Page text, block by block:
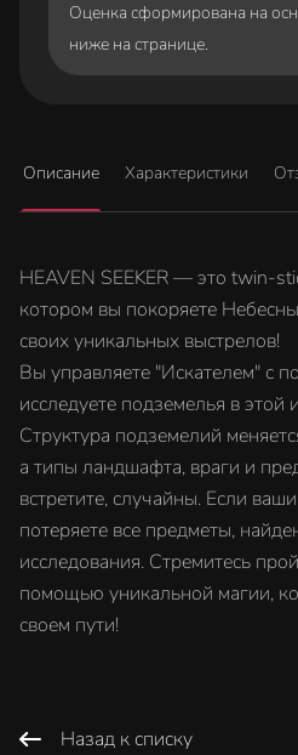
Оценка сформирована на
ниже на странице.
Описание Характеристики
HEAVEN SEEKER — это twin-
котором вы покоряете
своих уникальных выстрелов!
Вы управляете "Искателем" с
исследуете подземелья в этой
Структура подземелий
а типы ландшафта, враги и
встретите, случайны. Если
потеряете все предметы,
исследования. Стремитесь
помощью уникальной магии,
своем пути!
Назад к списку